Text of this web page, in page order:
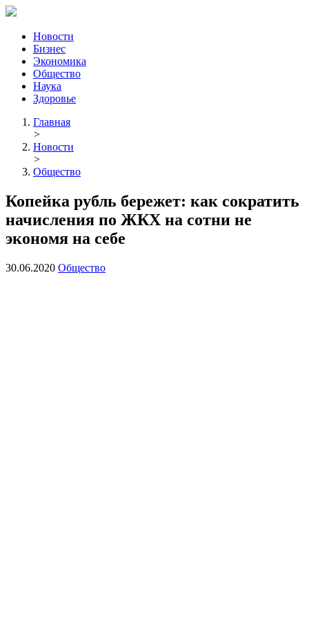
Новости
Бизнес
Экономика
Общество
Наука
Здоровье
Главная
>
Новости
>
Общество
Копейка рубль бережет: как сократить
начисления по ЖКХ на сотни не
экономя на себе
30.06.2020 Общество